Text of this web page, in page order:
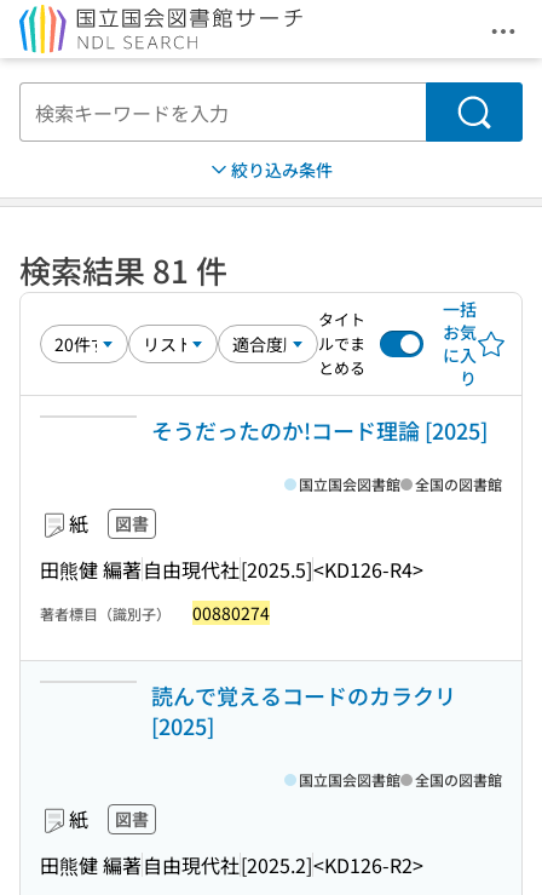
メ
検索
絞り込み条件
検索結果 81 件
タイト
ルでま
とめる
一括
お気
に入
り
そうだったのか!コード理論 [2025]
紙 図書
田熊健 編著自由現代社[2025.5]<KD126-R4>
国立国会図書館 全国の図書館
著者標目（識別子） 00880274
読んで覚えるコードのカラクリ
[2025]
紙 図書
田熊健 編著自由現代社[2025.2]<KD126-R2>
国立国会図書館 全国の図書館